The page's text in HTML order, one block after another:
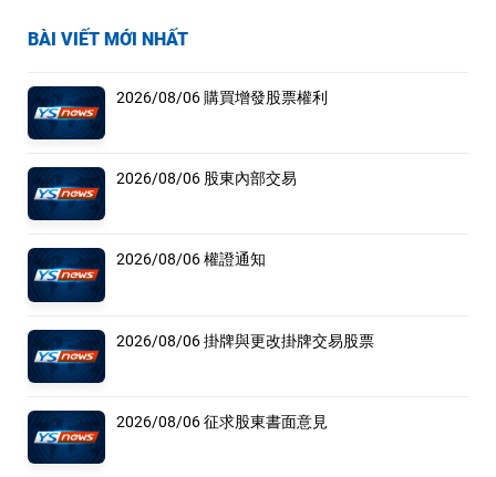
BÀI VIẾT MỚI NHẤT
2026/08/06 購買增發股票權利
2026/08/06 股東內部交易
2026/08/06 權證通知
2026/08/06 掛牌與更改掛牌交易股票
2026/08/06 征求股東書面意見